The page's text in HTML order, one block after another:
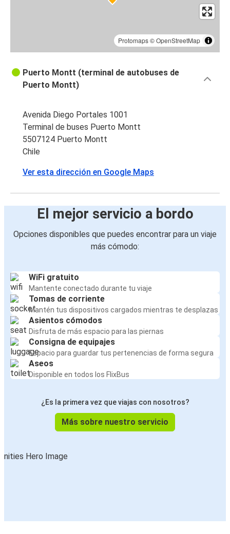
Protomaps©OpenStreetMap
Puerto Montt (terminal de autobuses de
Puerto Montt)
Avenida Diego Portales 1001
Terminal de buses Puerto Montt
5507124 Puerto Montt
Chile
Ver esta dirección en Google Maps
El mejor servicio a bordo
Opciones disponibles que puedes encontrar para un viaje
más cómodo:
WiFi gratuito
Mantente conectado durante tu viaje
Tomas de corriente
Mantén tus dispositivos cargados mientras te desplazas
Asientos cómodos
Disfruta de más espacio para las piernas
Consigna de equipajes
Espacio para guardar tus pertenencias de forma segura
Aseos
Disponible en todos los FlixBus
¿Es la primera vez que viajas con nosotros?
Más sobre nuestro servicio